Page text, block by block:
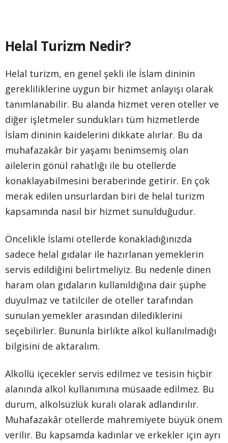
Helal Turizm Nedir?
Helal turizm, en genel şekli ile İslam dininin
gerekliliklerine uygun bir hizmet anlayışı olarak
tanımlanabilir. Bu alanda hizmet veren oteller ve
diğer işletmeler sundukları tüm hizmetlerde
İslam dininin kaidelerini dikkate alırlar. Bu da
muhafazakâr bir yaşamı benimsemiş olan
ailelerin gönül rahatlığı ile bu otellerde
konaklayabilmesini beraberinde getirir. En çok
merak edilen unsurlardan biri de helal turizm
kapsamında nasıl bir hizmet sunulduğudur.
Öncelikle İslami otellerde konakladığınızda
sadece helal gıdalar ile hazırlanan yemeklerin
servis edildiğini belirtmeliyiz. Bu nedenle dinen
haram olan gıdaların kullanıldığına dair şüphe
duyulmaz ve tatilciler de oteller tarafından
sunulan yemekler arasından dilediklerini
seçebilirler. Bununla birlikte alkol kullanılmadığı
bilgisini de aktaralım.
Alkollü içecekler servis edilmez ve tesisin hiçbir
alanında alkol kullanımına müsaade edilmez. Bu
durum, alkolsüzlük kuralı olarak adlandırılır.
Muhafazakâr otellerde mahremiyete büyük önem
verilir. Bu kapsamda kadınlar ve erkekler için ayrı